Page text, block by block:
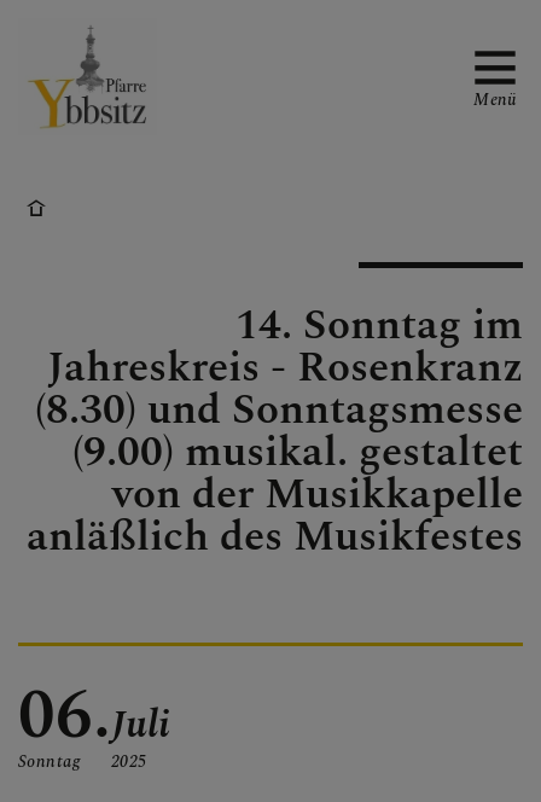
GOTTESDIENSTORDNUN
G
PFARRE
PFARRBLATT
Menü
14. Sonntag im
Jahreskreis - Rosenkranz
(8.30) und Sonntagsmesse
(9.00) musikal. gestaltet
von der Musikkapelle
anläßlich des Musikfestes
06.
Sonntag
Juli
2025